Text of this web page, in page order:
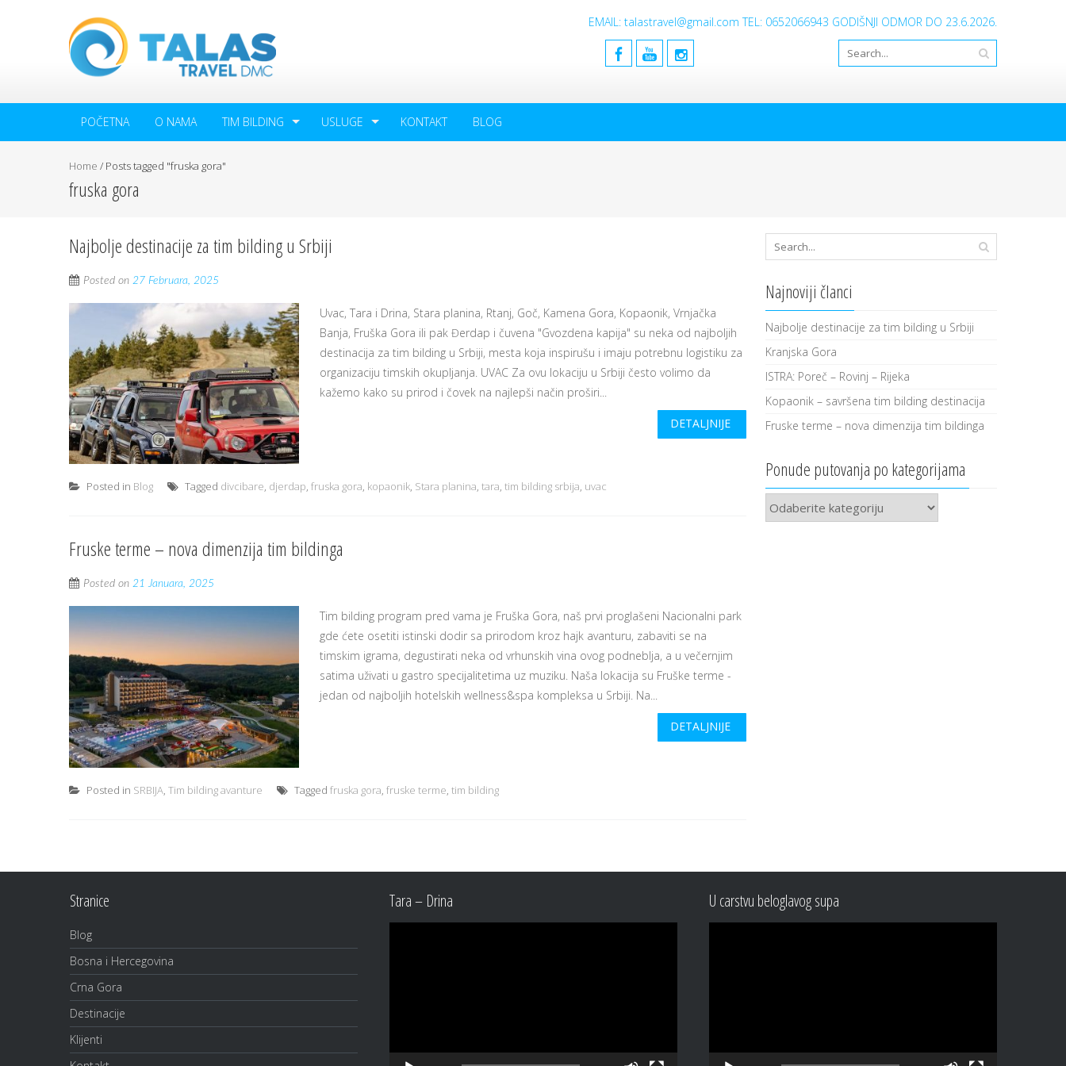
EMAIL: talastravel@gmail.com TEL: 0652066943 GODIŠNJI ODMOR DO 23.6.2026.
POČETNA O NAMA TIM BILDING USLUGE KONTAKT BLOG
Home / Posts tagged "fruska gora"
fruska gora
Najbolje destinacije za tim bilding u Srbiji
Posted on 27 Februara, 2025
Uvac, Tara i Drina, Stara planina, Rtanj, Goč, Kamena Gora, Kopaonik, Vrnjačka
Banja, Fruška Gora ili pak Đerdap i čuvena "Gvozdena kapija" su neka od najboljih
destinacija za tim bilding u Srbiji, mesta koja inspirušu i imaju potrebnu logistiku za
organizaciju timskih okupljanja. UVAC Za ovu lokaciju u Srbiji često volimo da
kažemo kako su prirod i čovek na najlepši način proširi...
DETALJNIJE
Posted in Blog Tagged divcibare, djerdap, fruska gora, kopaonik, Stara planina, tara, tim bilding srbija, uvac
Fruske terme – nova dimenzija tim bildinga
Posted on 21 Januara, 2025
Tim bilding program pred vama je Fruška Gora, naš prvi proglašeni Nacionalni park
gde ćete osetiti istinski dodir sa prirodom kroz hajk avanturu, zabaviti se na
timskim igrama, degustirati neka od vrhunskih vina ovog podneblja, a u večernjim
satima uživati u gastro specijalitetima uz muziku. Naša lokacija su Fruške terme -
jedan od najboljih hotelskih wellness&spa kompleksa u Srbiji. Na...
DETALJNIJE
Posted in SRBIJA Tim bilding avanture Tagged fruska gora fruske terme tim bilding
Najnoviji članci
Najbolje destinacije za tim bilding u Srbiji
Kranjska Gora
ISTRA: Poreč – Rovinj – Rijeka
Kopaonik – savršena tim bilding destinacija
Fruske terme – nova dimenzija tim bildinga
Ponude putovanja po kategorijama
Ponude
putovanja
Stranice
Blog
Bosna i Hercegovina
Crna Gora
Destinacije
Klijenti
Tara – Drina U carstvu beloglavog supa